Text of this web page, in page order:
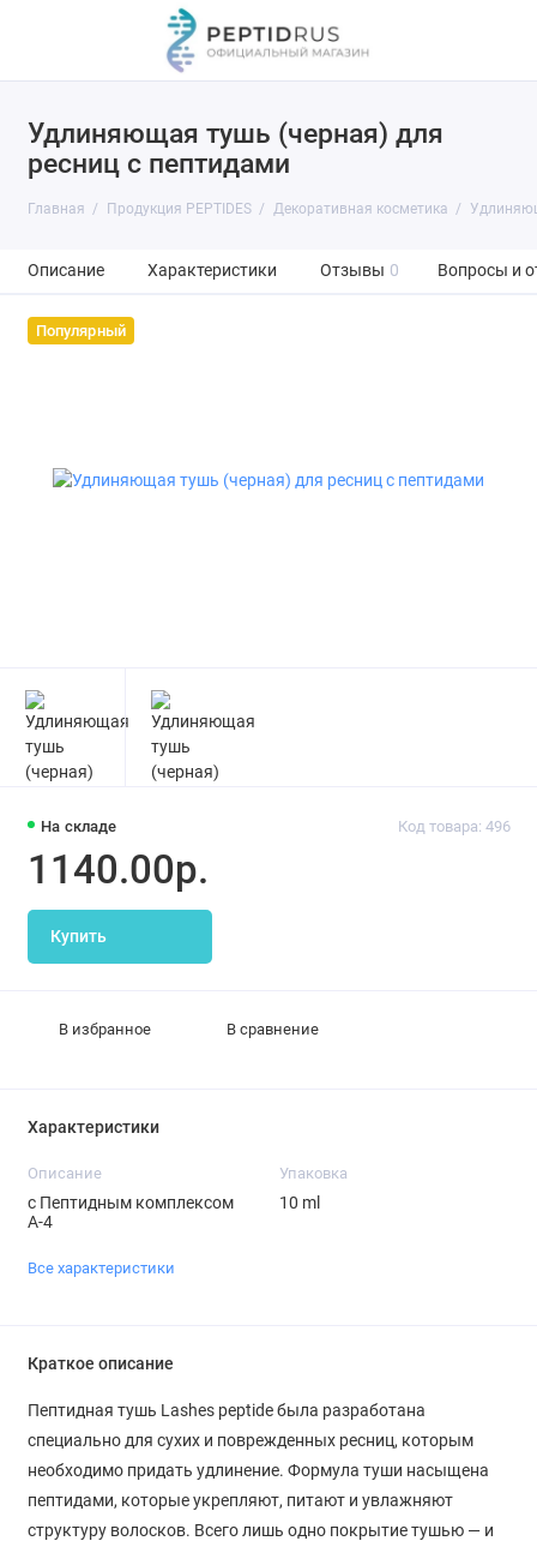
Удлиняющая тушь (черная) для
ресниц с пептидами
Главная Продукция PEPTIDES Декоративная косметика
Описание Характеристики Отзывы 0 Вопросы и
Популярный
На складе Код товара: 496
1140.00р.
Купить
В избранное В сравнение
Характеристики
Описание
с Пептидным комплексом
А-4
Упаковка
10 ml
Все характеристики
Краткое описание
Пептидная тушь Lashes peptide была разработана
специально для сухих и поврежденных ресниц, которым
необходимо придать удлинение. Формула туши насыщена
пептидами, которые укрепляют, питают и увлажняют
структуру волосков. Всего лишь одно покрытие тушью — и